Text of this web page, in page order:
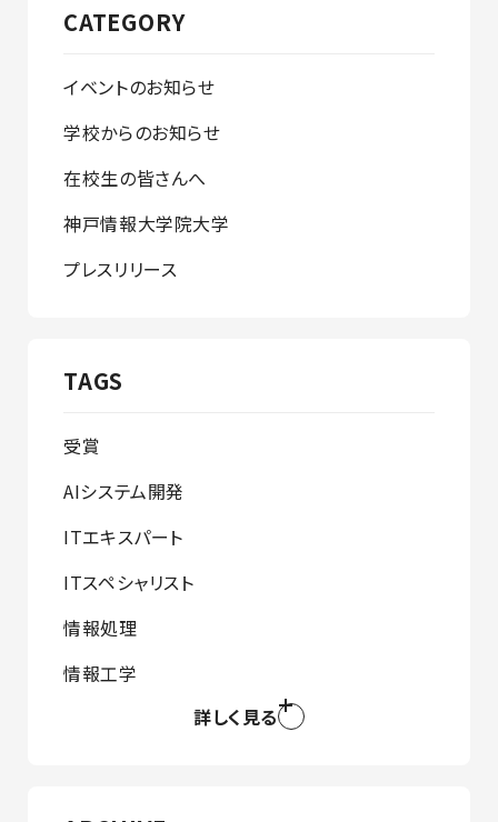
CATEGORY
イベントのお知らせ
学校からのお知らせ
在校生の皆さんへ
神戸情報大学院大学
プレスリリース
TAGS
受賞
AIシステム開発
ITエキスパート
ITスペシャリスト
情報処理
情報工学
詳しく見る